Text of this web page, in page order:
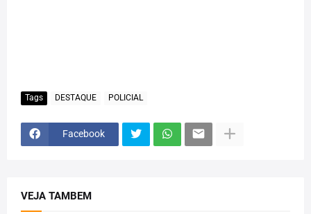
Tags DESTAQUE POLICIAL
Facebook
VEJA TAMBEM